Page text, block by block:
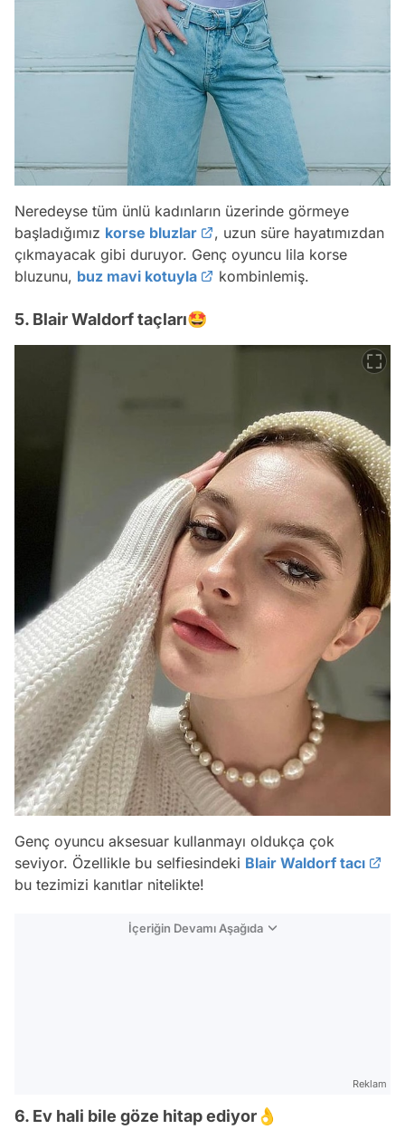
Neredeyse tüm ünlü kadınların üzerinde görmeye
başladığımız korse bluzlar
, uzun süre hayatımızdan
çıkmayacak gibi duruyor. Genç oyuncu lila korse
bluzunu, buz mavi kotuyla kombinlemiş.
5. Blair Waldorf taçları🤩
Genç oyuncu aksesuar kullanmayı oldukça çok
seviyor. Özellikle bu selfiesindeki Blair Waldorf tacı
bu tezimizi kanıtlar nitelikte!
İçeriğin Devamı Aşağıda
Reklam
6. Ev hali bile göze hitap ediyor👌